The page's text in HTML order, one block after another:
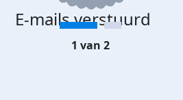
E-mails verstuurd
1 van 2